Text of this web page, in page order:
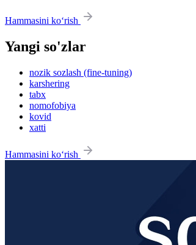
Hammasini ko‘rish
Yangi so'zlar
nozik sozlash (fine-tuning)
karshering
tabx
nomofobiya
kovid
xatti
Hammasini ko‘rish